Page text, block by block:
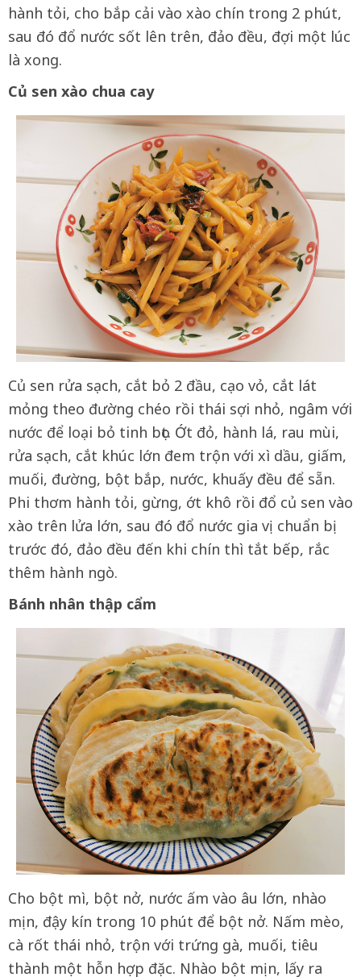
hành tỏi, cho bắp cải vào xào chín trong 2 phút,
sau đó đổ nước sốt lên trên, đảo đều, đợi một lúc
là xong.
Củ sen xào chua cay
Củ sen rửa sạch, cắt bỏ 2 đầu, cạo vỏ, cắt lát
mỏng theo đường chéo rồi thái sợi nhỏ, ngâm với
nước để loại bỏ tinh bọt. Ớt đỏ, hành lá, rau mùi,
rửa sạch, cắt khúc lớn đem trộn với xì dầu, giấm,
muối, đường, bột bắp, nước, khuấy đều để sẵn.
Phi thơm hành tỏi, gừng, ớt khô rồi đổ củ sen vào
xào trên lửa lớn, sau đó đổ nước gia vị chuẩn bị
trước đó, đảo đều đến khi chín thì tắt bếp, rắc
thêm hành ngò.
Bánh nhân thập cẩm
Cho bột mì, bột nở, nước ấm vào âu lớn, nhào
mịn, đậy kín trong 10 phút để bột nở. Nấm mèo,
cà rốt thái nhỏ, trộn với trứng gà, muối, tiêu
thành một hỗn hợp đặc. Nhào bột mịn, lấy ra